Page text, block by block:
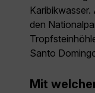
den
Santo
Mit